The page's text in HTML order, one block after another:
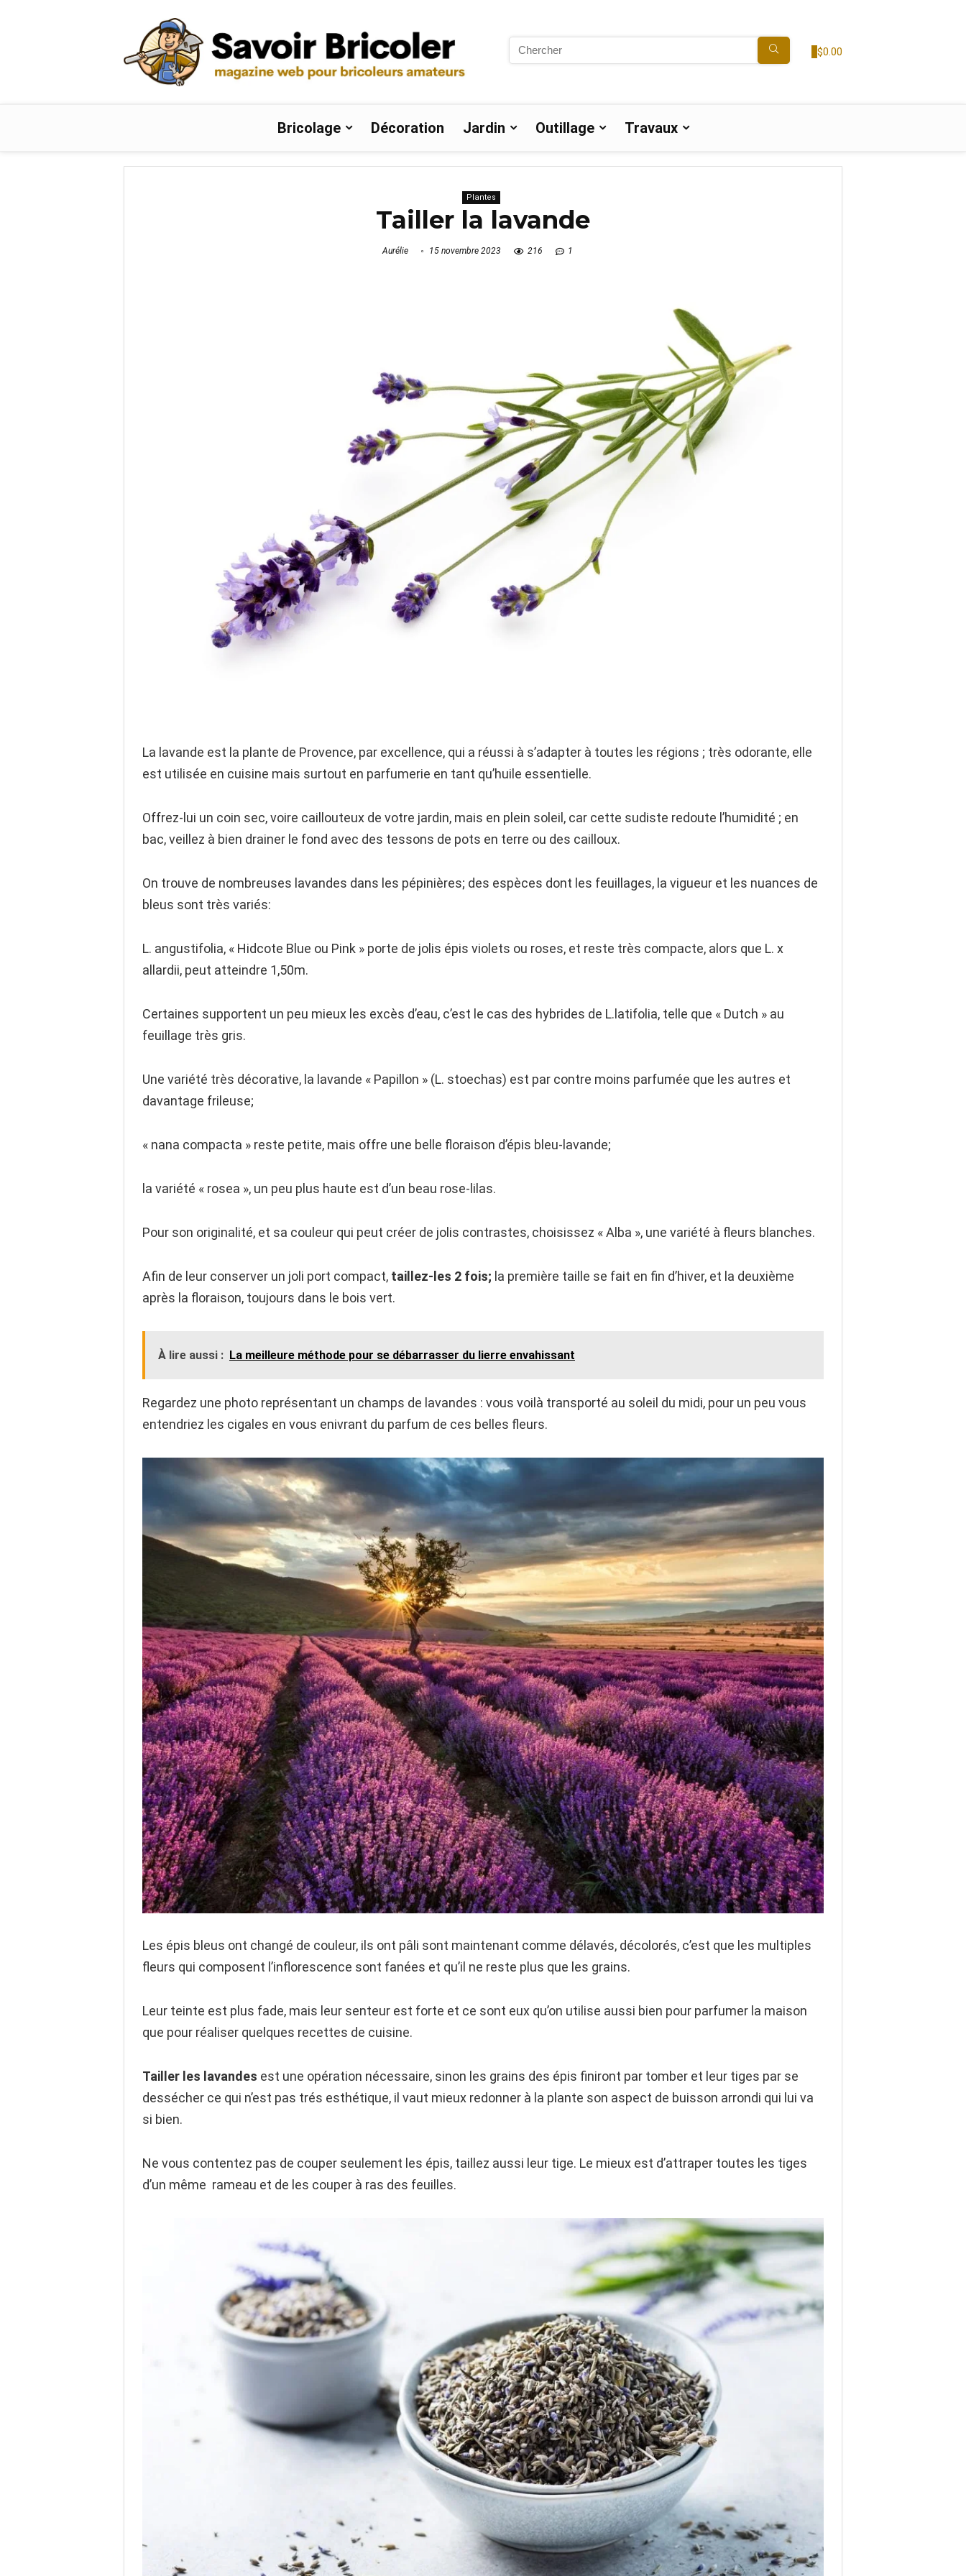
Search
for:
$0.00
Bricolage Décoration Jardin Outillage Travaux
Plantes
Tailler la lavande
Aurélie 15 novembre 2023 216 1
La lavande est la plante de Provence, par excellence, qui a réussi à s’adapter à toutes les régions ; très odorante, elle
est utilisée en cuisine mais surtout en parfumerie en tant qu’huile essentielle.
Offrez-lui un coin sec, voire caillouteux de votre jardin, mais en plein soleil, car cette sudiste redoute l’humidité ; en
bac, veillez à bien drainer le fond avec des tessons de pots en terre ou des cailloux.
On trouve de nombreuses lavandes dans les pépinières; des espèces dont les feuillages, la vigueur et les nuances de
bleus sont très variés:
L. angustifolia, « Hidcote Blue ou Pink » porte de jolis épis violets ou roses, et reste très compacte, alors que L. x
allardii, peut atteindre 1,50m.
Certaines supportent un peu mieux les excès d’eau, c’est le cas des hybrides de L.latifolia, telle que « Dutch » au
feuillage très gris.
Une variété très décorative, la lavande « Papillon » (L. stoechas) est par contre moins parfumée que les autres et
davantage frileuse;
« nana compacta » reste petite, mais offre une belle floraison d’épis bleu-lavande;
la variété « rosea », un peu plus haute est d’un beau rose-lilas.
Pour son originalité, et sa couleur qui peut créer de jolis contrastes, choisissez « Alba », une variété à fleurs blanches.
Afin de leur conserver un joli port compact, taillez-les 2 fois; la première taille se fait en fin d’hiver, et la deuxième
après la floraison, toujours dans le bois vert.
À lire aussi : La meilleure méthode pour se débarrasser du lierre envahissant
Regardez une photo représentant un champs de lavandes : vous voilà transporté au soleil du midi, pour un peu vous
entendriez les cigales en vous enivrant du parfum de ces belles fleurs.
Les épis bleus ont changé de couleur, ils ont pâli sont maintenant comme délavés, décolorés, c’est que les multiples
fleurs qui composent l’inflorescence sont fanées et qu’il ne reste plus que les grains.
Leur teinte est plus fade, mais leur senteur est forte et ce sont eux qu’on utilise aussi bien pour parfumer la maison
que pour réaliser quelques recettes de cuisine.
Tailler les lavandes est une opération nécessaire, sinon les grains des épis finiront par tomber et leur tiges par se
dessécher ce qui n’est pas trés esthétique, il vaut mieux redonner à la plante son aspect de buisson arrondi qui lui va
si bien.
Ne vous contentez pas de couper seulement les épis, taillez aussi leur tige. Le mieux est d’attraper toutes les tiges
d’un même rameau et de les couper à ras des feuilles.